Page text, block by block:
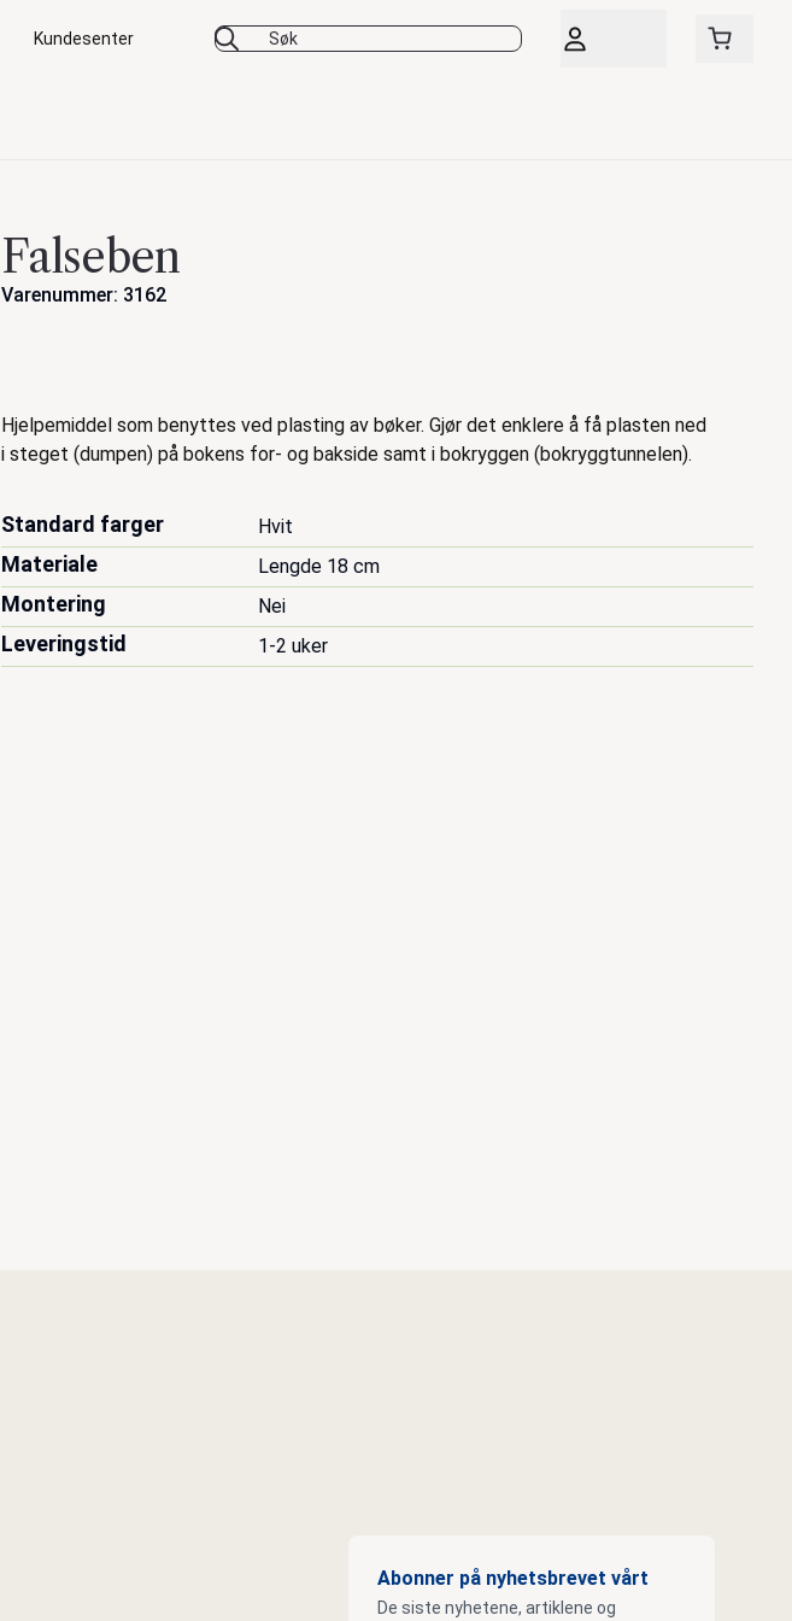
Kundesenter
Falseben
Varenummer: 3162
Beskrivelse
Hjelpemiddel som benyttes ved plasting av bøker. Gjør det enklere å få plasten ned
i steget (dumpen) på bokens for- og bakside samt i bokryggen (bokryggtunnelen).
Standard farger Hvit
Materiale Lengde 18 cm
Montering Nei
Leveringstid 1-2 uker
Abonner på nyhetsbrevet vårt
De siste nyhetene, artiklene og